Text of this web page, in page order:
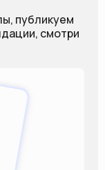
публикуем
смотри